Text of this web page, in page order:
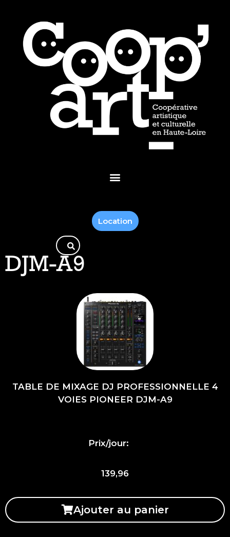
Location
DJM-A9
TABLE DE MIXAGE DJ PROFESSIONNELLE 4
VOIES PIONEER DJM-A9
Prix/jour:
139,96
Ajouter au panier